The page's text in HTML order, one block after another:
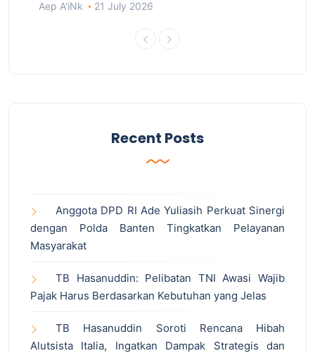
Aep A'iNk 21 July 2026
Recent Posts
Anggota DPD RI Ade Yuliasih Perkuat Sinergi
dengan Polda Banten Tingkatkan Pelayanan
Masyarakat
TB Hasanuddin: Pelibatan TNI Awasi Wajib
Pajak Harus Berdasarkan Kebutuhan yang Jelas
TB Hasanuddin Soroti Rencana Hibah
Alutsista Italia, Ingatkan Dampak Strategis dan